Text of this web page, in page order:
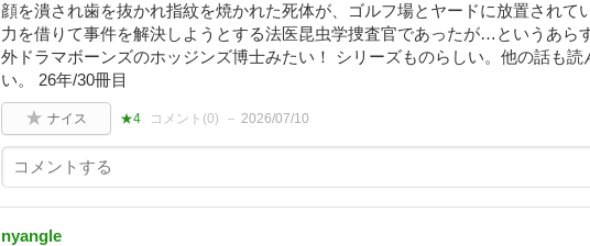
顔を潰され歯を抜かれ指紋を焼かれた死体が、ゴルフ場とヤードに放置されて
力を借りて事件を解決しようとする法医昆虫学捜査官であったが…というあら
外ドラマボーンズのホッジンズ博士みたい！ シリーズものらしい。他の話も読
い。 26年/30冊目
ナイス ★4 コメント(0) 2026/07/10
nyangle